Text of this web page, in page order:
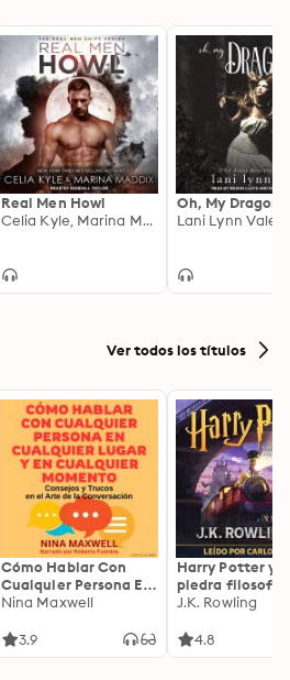
Real Men Howl
Celia Kyle, Marina Maddix
Oh, My Dragon
Lani Lynn Vale
Ver todos los títulos
Cómo Hablar Con
Cualquier Persona En
Cualquier Lugar Y En
Nina Maxwell
3.9
Harry Potter y
piedra filosofal
J.K. Rowling
4.8